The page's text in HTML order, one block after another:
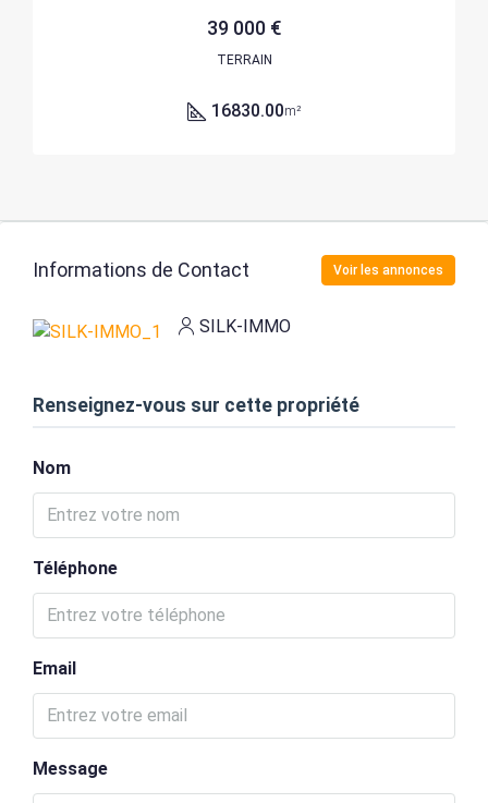
39 000 €
TERRAIN
16830.00m²
Informations de Contact Voir les annonces
SILK-IMMO
Renseignez-vous sur cette propriété
Nom
Téléphone
Email
Message